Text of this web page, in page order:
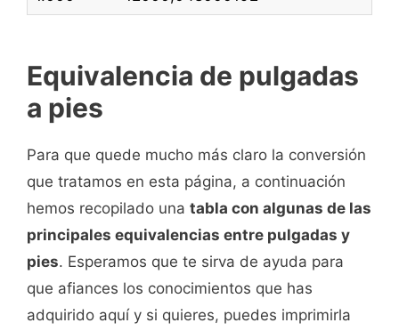
Equivalencia de pulgadas
a pies
Para que quede mucho más claro la conversión
que tratamos en esta página, a continuación
hemos recopilado una tabla con algunas de las
principales equivalencias entre pulgadas y
pies. Esperamos que te sirva de ayuda para
que afiances los conocimientos que has
adquirido aquí y si quieres, puedes imprimirla